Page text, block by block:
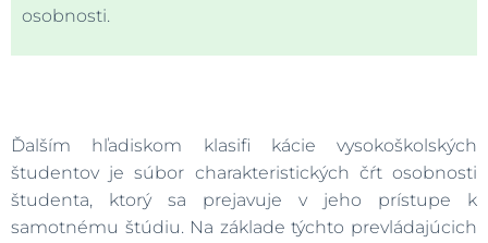
osobnosti.
Ďalším hľadiskom klasifi kácie vysokoškolských
študentov je súbor charakteristických čŕt osobnosti
študenta, ktorý sa prejavuje v jeho prístupe k
samotnému štúdiu. Na základe týchto prevládajúcich